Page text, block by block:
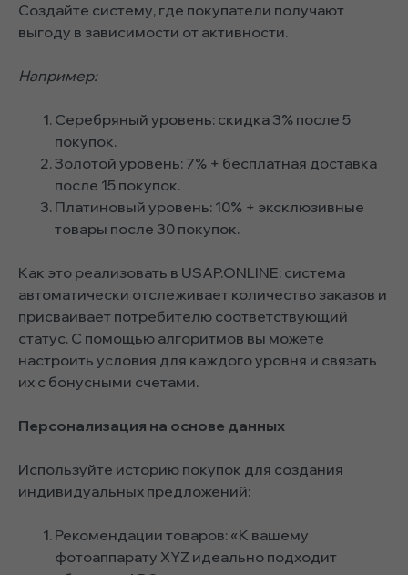
Создайте систему, где покупатели получают
выгоду в зависимости от активности.
Например:
Серебряный уровень: скидка 3% после 5
покупок.
Золотой уровень: 7% + бесплатная доставка
после 15 покупок.
Платиновый уровень: 10% + эксклюзивные
товары после 30 покупок.
Как это реализовать в USAP.ONLINE: система
автоматически отслеживает количество заказов и
присваивает потребителю соответствующий
статус. С помощью алгоритмов вы можете
настроить условия для каждого уровня и связать
их с бонусными счетами.
Персонализация на основе данных
Используйте историю покупок для создания
индивидуальных предложений:
Рекомендации товаров: «К вашему
фотоаппарату XYZ идеально подходит